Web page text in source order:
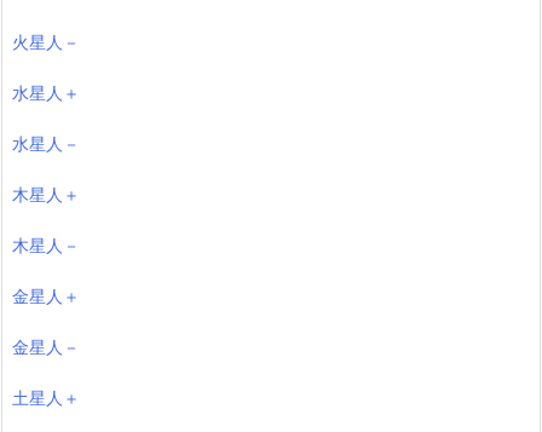
火星人－
水星人＋
水星人－
木星人＋
木星人－
金星人＋
金星人－
土星人＋